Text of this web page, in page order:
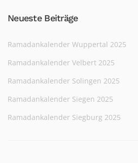
Neueste Beiträge
Ramadankalender Wuppertal 2025
Ramadankalender Velbert 2025
Ramadankalender Solingen 2025
Ramadankalender Siegen 2025
Ramadankalender Siegburg 2025